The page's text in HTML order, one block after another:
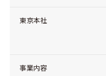
東京本社
事業内容